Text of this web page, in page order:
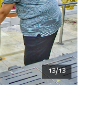
13/13